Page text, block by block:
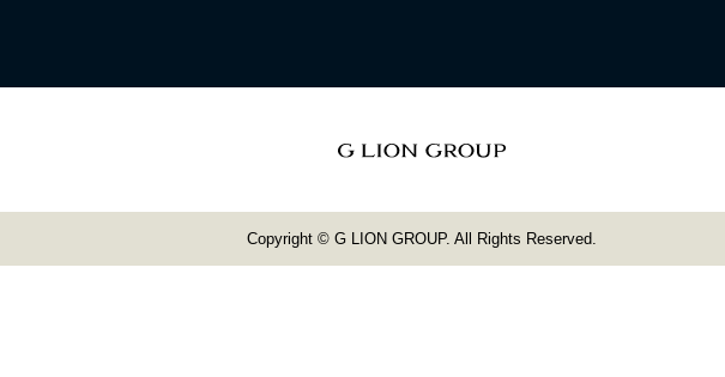
Copyright © G LION GROUP. All Rights Reserved.